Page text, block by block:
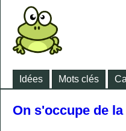
Idées Mots clés
On s'occupe de